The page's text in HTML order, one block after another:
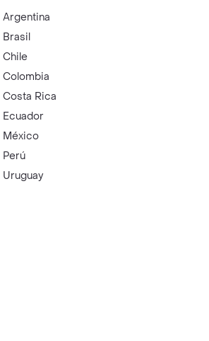
Argentina
Brasil
Chile
Colombia
Costa Rica
Ecuador
México
Perú
Uruguay